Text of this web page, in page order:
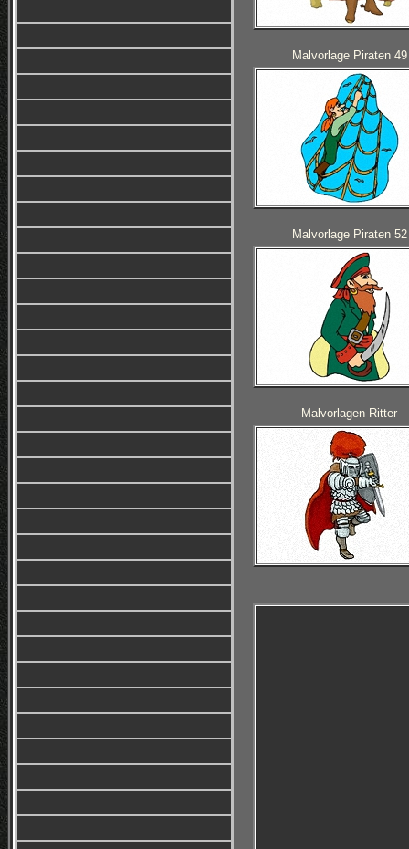
Malvorlage Piraten 49
Malvorlage Piraten 52
Malvorlagen Ritter